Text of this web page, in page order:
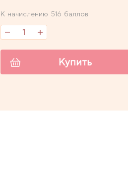
К начислению 516 баллов
Купить